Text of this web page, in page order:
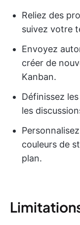
Reliez des
suivez votre
Envoyez
créer de
Kanban.
Définissez
les
couleurs de
plan.